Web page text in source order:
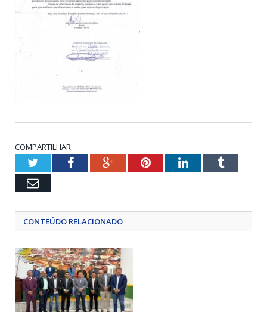
COMPARTILHAR:
TwitterFacebookGoogle+PinterestLinkedInTumblr
Email
CONTEÚDO RELACIONADO